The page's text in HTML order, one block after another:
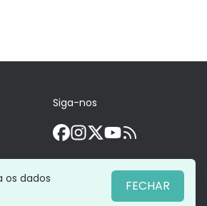
Siga-nos
os dados
FECHAR